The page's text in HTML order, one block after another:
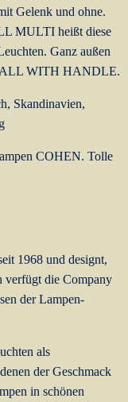
Gelenk und ohne.
MULTI heißt diese
Ganz außen
WITH HANDLE.
COHEN. Tolle
1968 und designt,
verfügt die Company
der Lampen-
als
der Geschmack
in schönen